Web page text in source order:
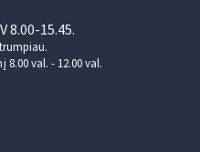
8.00-15.45.
val. - 12.00 val.